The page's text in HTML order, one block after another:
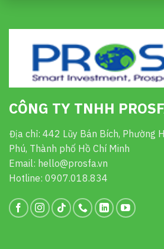
CÔNG TY TNHH
Địa chỉ: 442 Lũy Bán Bích, Phường
Phú, Thành phố Hồ Chí Minh
Email: hello@prosfa.vn
Hotline: 0907.018.834